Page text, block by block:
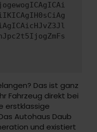
Das ist ganz
Fahrzeug direkt bei
erstklassige
Autohaus Daub
und existiert